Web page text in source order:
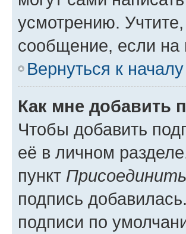
усмотрению.
сообщение, если на
Вернуться к началу
Как мне добавить
Чтобы добавить
её в личном
пункт
подпись
подписи по